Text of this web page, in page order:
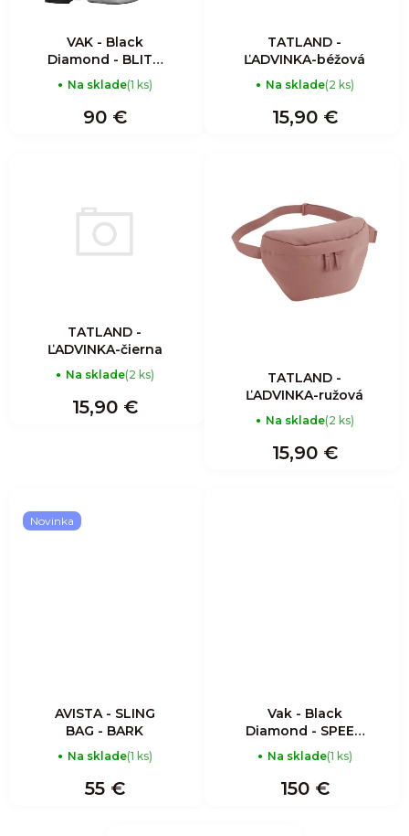
VAK - Black
Diamond - BLITZ
20 BACKPACK
Na sklade(1 ks)
90 €
TATLAND -
ĽADVINKA-béžová
Na sklade(2 ks)
15,90 €
TATLAND -
ĽADVINKA-čierna
Na sklade(2 ks)
15,90 €
TATLAND -
ĽADVINKA-ružová
Na sklade(2 ks)
15,90 €
Novinka
AVISTA - SLING
BAG - BARK
Na sklade(1 ks)
55 €
Vak - Black
Diamond - SPEED
ZIP 33 BACKPACK
Na sklade(1 ks)
150 €